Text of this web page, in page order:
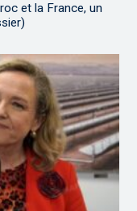
et la France, un